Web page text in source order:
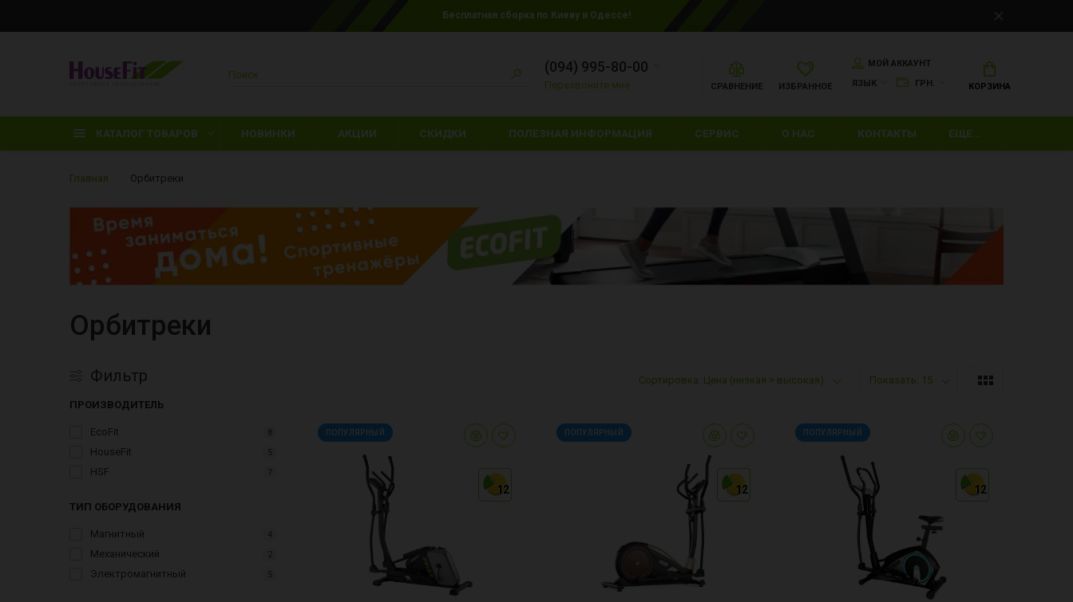
Бесплатная сборка по Киеву и Одессе!
(094) 995-80-00
Перезвоните мне СРАВНЕНИЕ ИЗБРАННОЕ
МОЙ АККАУНТ
ЯЗЫК
ГРН. КОРЗИНА
КАТАЛОГ ТОВАРОВ
ДЕТСКИЕ БОКСЕРСКИЕ
ПЕРЧАТКИ
ПЕРЧАТКИ ДЛЯ КАРАТЕ
ПЕРЧАТКИ ДЛЯ ММА
ПАЛАТКИ
НОВИНКИ АКЦИИ СКИДКИ ПОЛЕЗНАЯ ИНФОРМАЦИЯ СЕРВИС О НАС КОНТАКТЫ ЕЩЕ...
Главная Орбитреки
Орбитреки
Фильтр
ПРОИЗВОДИТЕЛЬ
EcoFit 8
HouseFit 5
HSF 7
ТИП ОБОРУДОВАНИЯ
Магнитный 4
Механический 2
Электромагнитный 5
Сортировка: Цена (низкая > высокая) Показать: 15
12
12
12
ПОПУЛЯРНЫЙ
12
12
12
ПОПУЛЯРНЫЙ
12
12
12
ПОПУЛЯРНЫЙ